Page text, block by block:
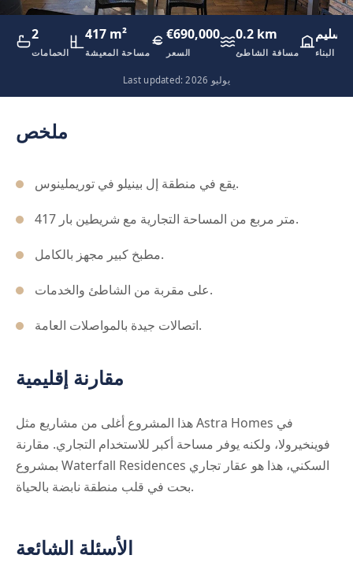
2
الحمامات
417 m²
مساحة المعيشة
€690,000
السعر
0.2 km
مسافة الشاطئ البناء
Last updated: يوليو 2026
ملخص
يقع في منطقة إل بينيلو في توريملينوس.
417 متر مربع من المساحة التجارية مع شريطين بار.
مطبخ كبير مجهز بالكامل.
على مقربة من الشاطئ والخدمات.
اتصالات جيدة بالمواصلات العامة.
مقارنة إقليمية
هذا المشروع أغلى من مشاريع مثل Astra Homes في
فوينخيرولا، ولكنه يوفر مساحة أكبر للاستخدام التجاري. مقارنة
بمشروع Waterfall Residences السكني، هذا هو عقار تجاري
بحت في قلب منطقة نابضة بالحياة.
الأسئلة الشائعة